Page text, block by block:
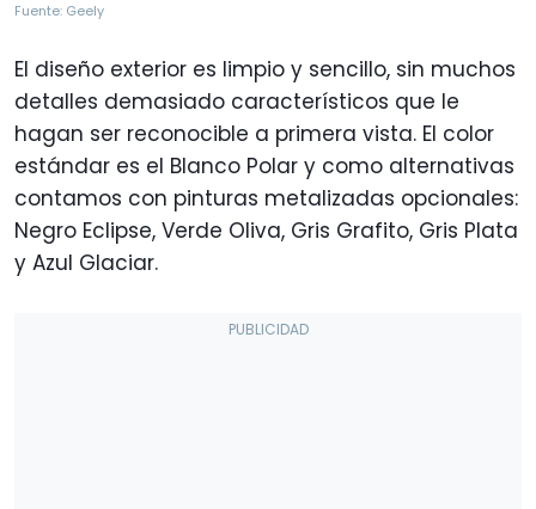
Fuente: Geely
El diseño exterior es limpio y sencillo, sin muchos
detalles demasiado característicos que le
hagan ser reconocible a primera vista. El color
estándar es el Blanco Polar y como alternativas
contamos con pinturas metalizadas opcionales:
Negro Eclipse, Verde Oliva, Gris Grafito, Gris Plata
y Azul Glaciar.